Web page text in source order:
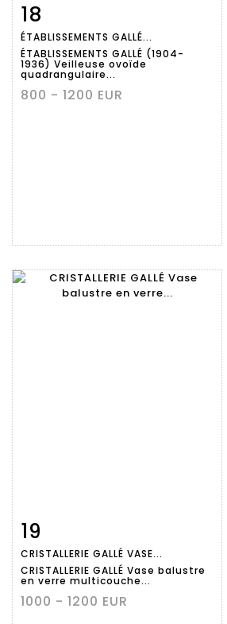
détaillée
18
ÉTABLISSEMENTS GALLÉ...
ÉTABLISSEMENTS GALLÉ (1904-
1936) Veilleuse ovoïde
quadrangulaire...
800 - 1200 EUR
détaillée
19
CRISTALLERIE GALLÉ VASE...
CRISTALLERIE GALLÉ Vase balustre
en verre multicouche...
1000 - 1200 EUR